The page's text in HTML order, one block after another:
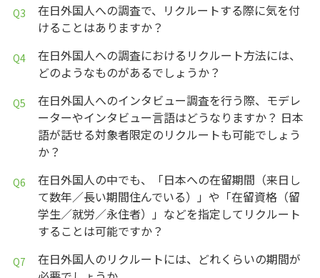
在日外国人への調査で、リクルートする際に気を付
けることはありますか？
在日外国人への調査におけるリクルート方法には、
どのようなものがあるでしょうか？
在日外国人へのインタビュー調査を行う際、モデレ
ーターやインタビュー言語はどうなりますか？ 日本
語が話せる対象者限定のリクルートも可能でしょう
か？
在日外国人の中でも、「日本への在留期間（来日し
て数年／長い期間住んでいる）」や「在留資格（留
学生／就労／永住者）」などを指定してリクルート
することは可能ですか？
在日外国人のリクルートには、どれくらいの期間が